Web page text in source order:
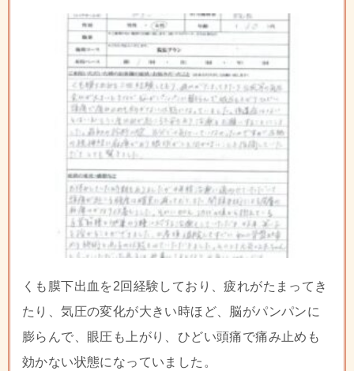
くも膜下出血を2回経験しており、疲れがたまってき
たり、気圧の変化が大きい時ほど、脳がパンパンに
膨らんで、眼圧も上がり、ひどい頭痛で痛み止めも
効かない状態になっていました。